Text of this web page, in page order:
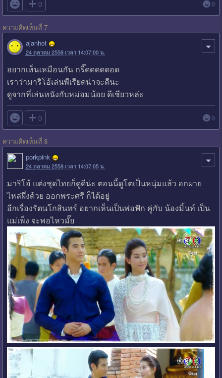
 0 0
ความคิดเห็นที่ 7
ajanhot
24 ตุลาคม 2558 เวลา 14:07:00 น.
อยากเห็นเหมือนกัน กรี๊ดดดดดอด
เราว่ามาริโอ้เล่นพีเรียดน่าจะดีนะ
ดูจากที่เล่นหนังกับหม่อมน้อย ดีเชียวหล่ะ
 0 0
ความคิดเห็นที่ 8
porkpink
24 ตุลาคม 2558 เวลา 14:07:05 น.
มาริโอ้ แต่งชุดไทยก็ดูดีน่ะ ตอนนี้ดูโตเป็นหนุ่มแล้ว อกผาย
ไหล่ผึ่งด้วย ออกพระศรี ก็ได้อยู่
อีกเรื่องรัตนโกสินทร์ อยากเห็นเป็นพ่อฟัก คู่กับ น้องมิ้นท์ เป็น
แม่เพ็ง จะพอไหวมั๊ย